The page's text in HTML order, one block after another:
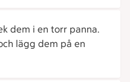
dem i en torr panna.
lägg dem på en